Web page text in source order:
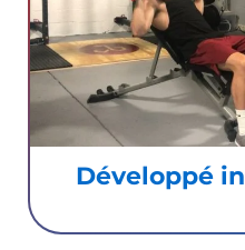
Développé